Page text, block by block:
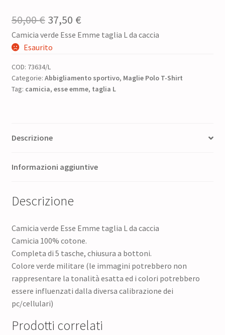
50,00€ Il
prezzo
originale
era:
50,00 €.
37,50 €Il
prezzo
è:
37,50 €.
Camicia verde Esse Emme taglia L da caccia
Esaurito
COD: 73634/L
Categorie: Abbigliamento sportivo, Maglie Polo T-Shirt
Tag: camicia, esse emme, taglia L
Descrizione
Informazioni aggiuntive
Descrizione
Camicia verde Esse Emme taglia L da caccia
Camicia 100% cotone.
Completa di 5 tasche, chiusura a bottoni.
Colore verde militare (le immagini potrebbero non
rappresentare la tonalità esatta ed i colori potrebbero
essere influenzati dalla diversa calibrazione dei
pc/cellulari)
Prodotti correlati